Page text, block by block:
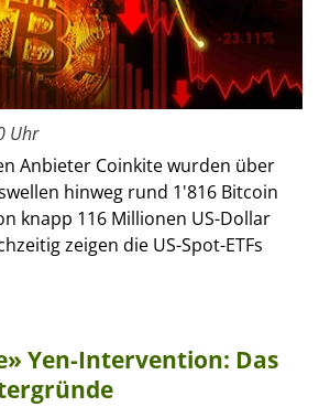
Uhr
Anbieter Coinkite wurden über
hinweg rund 1'816 Bitcoin
knapp 116 Millionen US-Dollar
zeigen die US-Spot-ETFs
Yen-Intervention: Das